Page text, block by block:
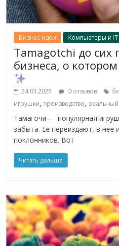
Бизнес идеи Компьютеры и IT
Tamagotchi до сих
бизнеса, о
24.03.2025 0 отзывов
игрушки, производство,
Тамагочи — популярная
забыта. Ее переиздают, в нее
поклонников. Вот
Читать дальше